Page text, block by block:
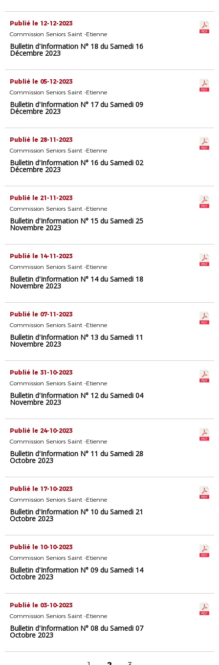
Publié le 12-12-2023
Commission Seniors Saint -Etienne
Bulletin d'Information N° 18 du Samedi 16
Décembre 2023
Publié le 05-12-2023
Commission Seniors Saint -Etienne
Bulletin d'Information N° 17 du Samedi 09
Décembre 2023
Publié le 28-11-2023
Commission Seniors Saint -Etienne
Bulletin d'Information N° 16 du Samedi 02
Décembre 2023
Publié le 21-11-2023
Commission Seniors Saint -Etienne
Bulletin d'Information N° 15 du Samedi 25
Novembre 2023
Publié le 14-11-2023
Commission Seniors Saint -Etienne
Bulletin d'Information N° 14 du Samedi 18
Novembre 2023
Publié le 07-11-2023
Commission Seniors Saint -Etienne
Bulletin d'Information N° 13 du Samedi 11
Novembre 2023
Publié le 31-10-2023
Commission Seniors Saint -Etienne
Bulletin d'Information N° 12 du Samedi 04
Novembre 2023
Publié le 24-10-2023
Commission Seniors Saint -Etienne
Bulletin d'Information N° 11 du Samedi 28
Octobre 2023
Publié le 17-10-2023
Commission Seniors Saint -Etienne
Bulletin d'Information N° 10 du Samedi 21
Octobre 2023
Publié le 10-10-2023
Commission Seniors Saint -Etienne
Bulletin d'Information N° 09 du Samedi 14
Octobre 2023
Publié le 03-10-2023
Commission Seniors Saint -Etienne
Bulletin d'Information N° 08 du Samedi 07
Octobre 2023